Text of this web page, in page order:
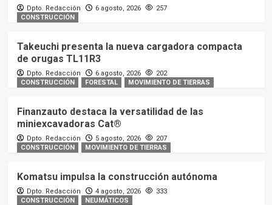
Dpto. Redacción 6 agosto, 2026
257
CONSTRUCCIÓN
Takeuchi presenta la nueva cargadora compacta
de orugas TL11R3
Dpto. Redacción 6 agosto, 2026
202
CONSTRUCCIÓN
FORESTAL MOVIMIENTO DE TIERRAS
Finanzauto destaca la versatilidad de las
miniexcavadoras Cat®
Dpto. Redacción 5 agosto, 2026
207
CONSTRUCCIÓN
MOVIMIENTO DE TIERRAS
Komatsu impulsa la construcción autónoma
Dpto. Redacción 4 agosto, 2026
333
CONSTRUCCIÓN
NEUMÁTICOS